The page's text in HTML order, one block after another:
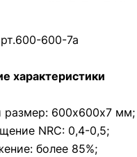
600-7а
характеристики
600х600х7 мм;
NRC: 0,4-0,5;
более 85%;